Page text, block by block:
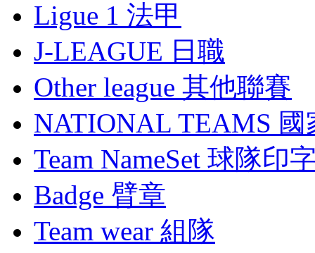
Ligue 1 法甲
J-LEAGUE 日職
Other league 其他聯賽
NATIONAL TEAMS 國
Team NameSet 球隊印
Badge 臂章
Team wear 組隊